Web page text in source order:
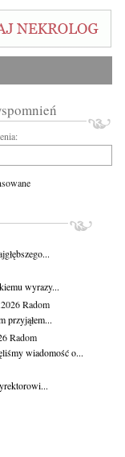
wyrazy...
Radom
przyjąłem...
Radom
wiadomość o...